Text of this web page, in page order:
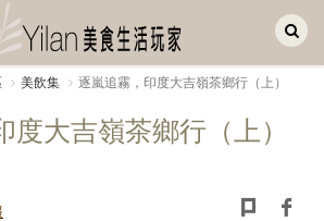
美飲集 逐嵐追霧，印度大吉嶺茶鄉行（上）
度大吉嶺茶鄉行（上）